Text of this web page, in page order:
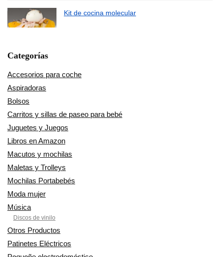
Kit de cocina molecular
Categorías
Accesorios para coche
Aspiradoras
Bolsos
Carritos y sillas de paseo para bebé
Juguetes y Juegos
Libros en Amazon
Macutos y mochilas
Maletas y Trolleys
Mochilas Portabebés
Moda mujer
Música
Discos de vinilo
Otros Productos
Patinetes Eléctricos